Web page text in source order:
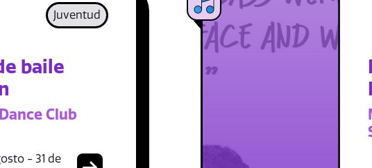
Juventud
baile
Club
- 31 de